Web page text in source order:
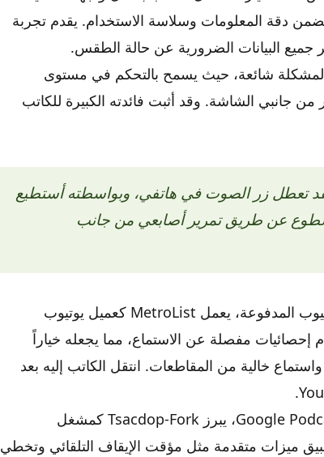
دقة المعلومات وسلاسة الاستخدام. يقدم تجربة
جميع البيانات الضرورية عن حالة الطقس.
لمشكلة شائعة، حيث يسمح بالتحكم في مستوى
جانبي الشاشة. وقد أثبت فائدته الكبيرة للكاتب
تعطل زر الصوت في هاتفي، وبواسطته أستطيع
عن طريق تمرير أصابعي من جانب
كبديل فعال لخدمات يوتيوب المدفوعة، يعمل MetroList كعميل يوتيوب
إحصائيات مفصلة عن الاستماع، مما يجعله خياراً
خالية من المقاطعات. انتقل الكاتب إليه بعد
مع إنهاء خدمة Google Podcasts، يبرز Tsacdop-Fork كمشغل
ميزات متقدمة مثل مؤقت الإيقاف التلقائي وتخطي